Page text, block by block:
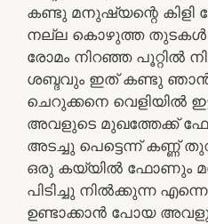
കണ്ടു മനുഷ്യന്റെ കിളി
നല്ല കൊഴുത്ത തുടകൾ
രോമം നിറഞ്ഞ പൂറ്റിൽ
ശബ്ദവും ഇത് കണ്ടു ഞാൻ
ചെറുക്കനെ വെളിയിൽ
അവളുടെ മുഖത്തേക്ക്
അടച്ചു പെട്ടെന്ന്
ഒരു കയ്യിൽ ഫോണും
പിടിച്ചു നിൽക്കുന്ന എന്നെ
ഉണ്ടാക്കാൻ പോയ